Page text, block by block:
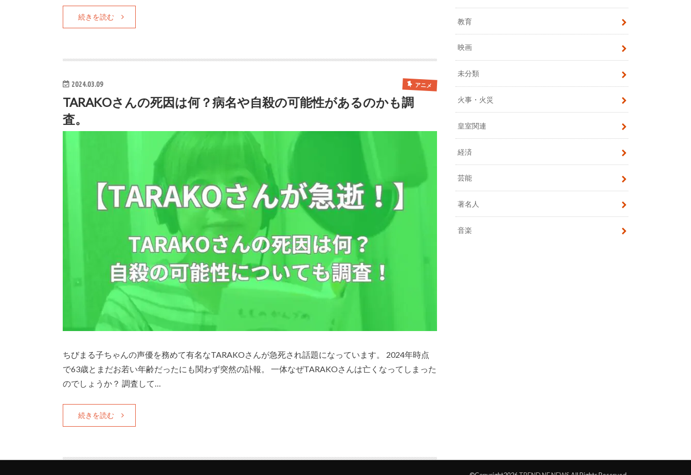
続きを読む
2024.03.09 アニメ
TARAKOさんの死因は何？病名や自殺の可能性があるのかも調
査。
ちびまる子ちゃんの声優を務めて有名なTARAKOさんが急死され話題になっています。 2024年時点
で63歳とまだお若い年齢だったにも関わず突然の訃報。 一体なぜTARAKOさんは亡くなってしまった
のでしょうか？ 調査して…
続きを読む
教育
映画
未分類
火事・火災
皇室関連
経済
芸能
著名人
音楽